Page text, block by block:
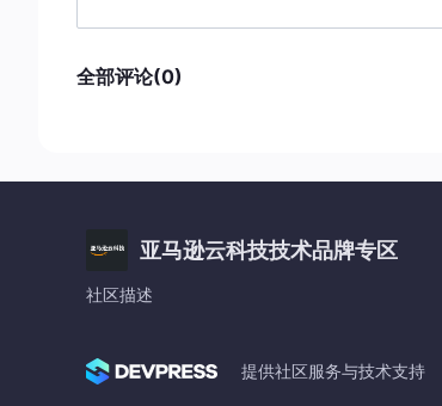
全部评论(0)
亚马逊云科技技术品牌专区
社区描述
提供社区服务与技术支持